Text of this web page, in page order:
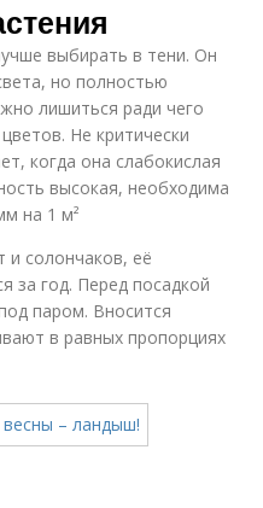
выбирать в тени. Он
но полностью
лишиться ради чего
Не критически
когда она слабокислая
высокая, необходима
на 1 м²
и солончаков, её
за год. Перед посадкой
паром. Вносится
в равных пропорциях